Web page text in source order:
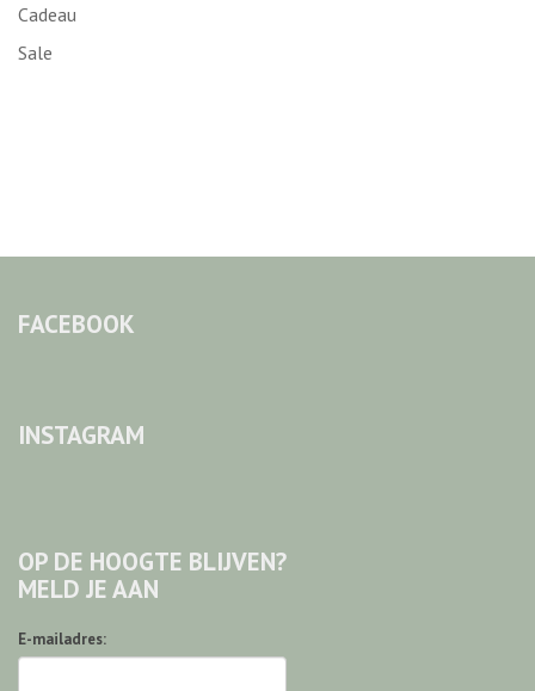
Cadeau
Sale
FACEBOOK
INSTAGRAM
OP DE HOOGTE BLIJVEN?
MELD JE AAN
E-mailadres: